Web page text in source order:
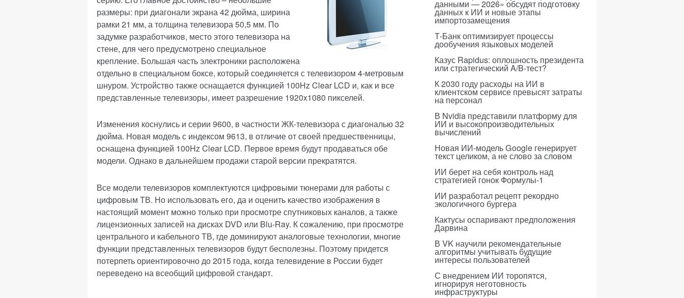
размеры: при диагонали экрана 42 дюйма, ширина
рамки 21 мм, а толщина телевизора 50,5 мм. По
задумке разработчиков, место этого телевизора на
стене, для чего предусмотрено специальное
крепление. Большая часть электроники расположена
отдельно в специальном боксе, который соединяется с телевизором 4-метровым
шнуром. Устройство также оснащается функцией 100Hz Clear LCD и, как и все
представленные телевизоры, имеет разрешение 1920x1080 пикселей.
Изменения коснулись и серии 9600, в частности ЖК-телевизора с диагональю 32
дюйма. Новая модель с индексом 9613, в отличие от своей предшественницы,
оснащена функцией 100Hz Clear LCD. Первое время будут продаваться обе
модели. Однако в дальнейшем продажи старой версии прекратятся.
Все модели телевизоров комплектуются цифровыми тюнерами для работы с
цифровым ТВ. Но использовать его, да и оценить качество изображения в
настоящий момент можно только при просмотре спутниковых каналов, а также
лицензионных записей на дисках DVD или Blu-Ray. К сожалению, при просмотре
центрального и кабельного ТВ, где доминируют аналоговые технологии, многие
функции представленных телевизоров будут бесполезны. Поэтому придется
потерпеть ориентировочно до 2015 года, когда телевидение в России будет
переведено на всеобщий цифровой стандарт.
данными — 2026» обсудят подготовку
данных к ИИ и новые этапы
импортозамещения
Т-Банк оптимизирует процессы
дообучения языковых моделей
Казус Rapidus: оплошность президента
или стратегический A/B-тест?
К 2030 году расходы на ИИ в
клиентском сервисе превысят затраты
на персонал
В Nvidia представили платформу для
ИИ и высокопроизводительных
вычислений
Новая ИИ-модель Google генерирует
текст целиком, а не слово за словом
ИИ берет на себя контроль над
стратегией гонок Формулы-1
ИИ разработал рецепт рекордно
экологичного бургера
Кактусы оспаривают предположения
Дарвина
В VK научили рекомендательные
алгоритмы учитывать будущие
интересы пользователей
С внедрением ИИ торопятся,
игнорируя неготовность
инфраструктуры